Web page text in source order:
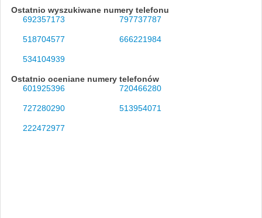
Ostatnio wyszukiwane numery telefonu
692357173
797737787
518704577 666221984
534104939
Ostatnio oceniane numery telefonów
601925396
720466280
727280290 513954071
222472977